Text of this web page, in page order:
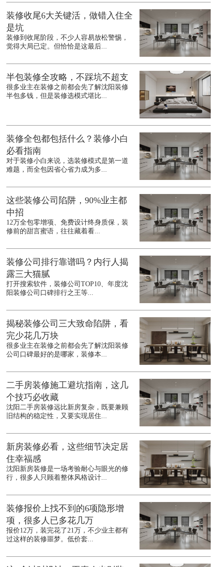
装修收尾6大关键活，做错入住全
是坑
装修到收尾阶段，不少人容易放松警惕，
觉得大局已定。但恰恰是这最后...
半包装修全攻略，不踩坑不超支
很多业主在装修之前都会先了解沈阳装修
半包多钱，但是装修选模式堪比...
装修全包都包括什么？装修小白
必看指南
对于装修小白来说，选装修模式是第一道
难题，而全包因省心省力成为多...
这些装修公司陷阱，90%业主都
中招
12万全包零增项、免费设计终身质保，装
修前的甜言蜜语，往往藏着看...
装修公司排行靠谱吗？内行人揭
露三大猫腻
打开搜索软件，装修公司TOP10、年度沈
阳装修公司口碑排行之王等...
揭秘装修公司三大致命陷阱，看
完少花几万块
很多业主在装修之前都会先了解沈阳装修
公司口碑最好的是哪家，装修本...
二手房装修施工避坑指南，这几
个技巧必收藏
沈阳二手房装修远比新房复杂，既要兼顾
旧结构的稳定性，又要实现居住...
新房装修必看，这些细节决定居
住幸福感
沈阳新房装修是一场考验耐心与眼光的修
行，很多人只顾着整体风格设计...
装修报价上找不到的6项隐形增
项，很多人已多花几万
报价12万，装完花了21万，不少业主都有
过这样的装修噩梦。低价套...